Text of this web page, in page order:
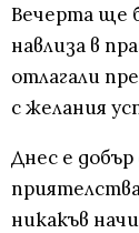
Вечерта ще
навлиза в
отлагали
с желания
Днес е
никакъв